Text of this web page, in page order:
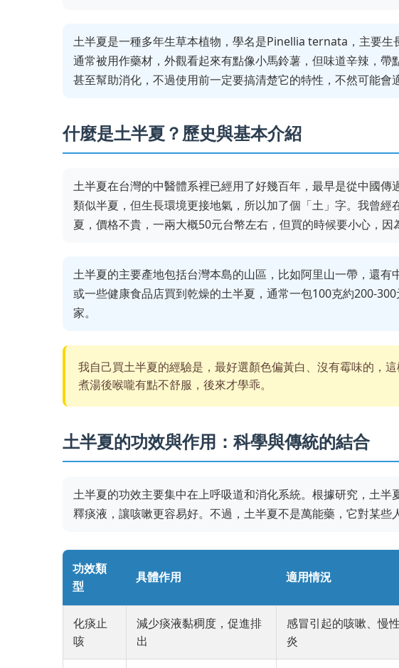
土半夏是一種多年生草本植物，學名是Pinellia ternata，主要生
通常被用作藥材，外觀看起來有點像小馬鈴薯，但味道辛辣，帶
甚至幫助消化，不過使用前一定要搞清楚它的特性，不然可能會
什麼是土半夏？歷史與基本介紹
土半夏在台灣的中醫體系裡已經用了好幾百年，最早是從中國
類似半夏，但生長環境更接地氣，所以加了個「土」字。我曾
夏，價格不貴，一兩大概50元台幣左右，但買的時候要小心，因
土半夏的主要產地包括台灣本島的山區，比如阿里山一帶，還
或一些健康食品店買到乾燥的土半夏，通常一包100克約200-
家。
我自己買土半夏的經驗是，最好選顏色偏黃白、沒有霉味的，
煮湯後喉嚨有點不舒服，後來才學乖。
土半夏的功效與作用：科學與傳統的結合
土半夏的功效主要集中在上呼吸道和消化系統。根據研究，土
釋痰液，讓咳嗽更容易好。不過，土半夏不是萬能藥，它對某些
功效類
型
具體作用 適用情況
化痰止
咳
減少痰液黏稠度，促進排
出
感冒引起的咳嗽、慢
炎